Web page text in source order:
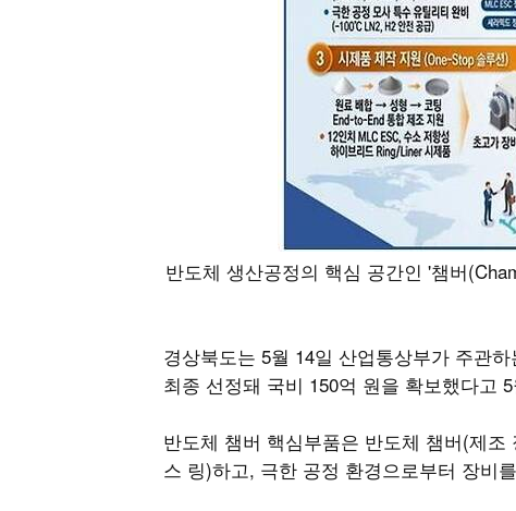
반도체 생산공정의 핵심 공간인 '챔버
경상북도는 5월 14일 산업통상부가 주관
최종 선정돼 국비 150억 원을 확보했다고
반도체 챔버 핵심부품은 반도체 챔버(제
스 링)하고, 극한 공정 환경으로부터 장비